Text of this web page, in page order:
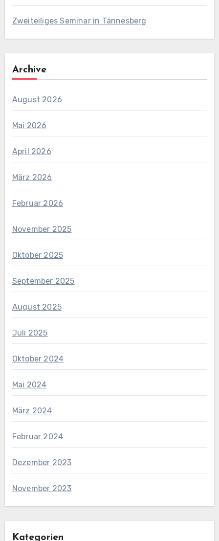
Zweiteiliges Seminar in Tännesberg
Archive
August 2026
Mai 2026
April 2026
März 2026
Februar 2026
November 2025
Oktober 2025
September 2025
August 2025
Juli 2025
Oktober 2024
Mai 2024
März 2024
Februar 2024
Dezember 2023
November 2023
Kategorien